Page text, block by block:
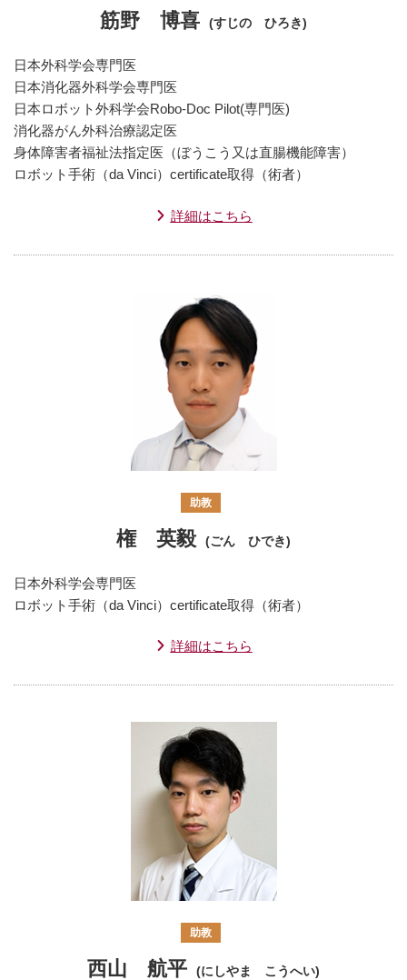
筋野 博喜 (すじの ひろき)
日本外科学会専門医
日本消化器外科学会専門医
日本ロボット外科学会Robo-Doc Pilot(専門医)
消化器がん外科治療認定医
身体障害者福祉法指定医（ぼうこう又は直腸機能障害）
ロボット手術（da Vinci）certificate取得（術者）
詳細はこちら
助教
権 英毅 (ごん ひでき)
日本外科学会専門医
ロボット手術（da Vinci）certificate取得（術者）
詳細はこちら
助教
西山 航平 (にしやま こうへい)